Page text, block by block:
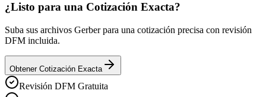
¿Listo para una Cotización Exacta?
Suba sus archivos Gerber para una cotización precisa con revisión
DFM incluida.
Obtener Cotización Exacta
Revisión DFM Gratuita